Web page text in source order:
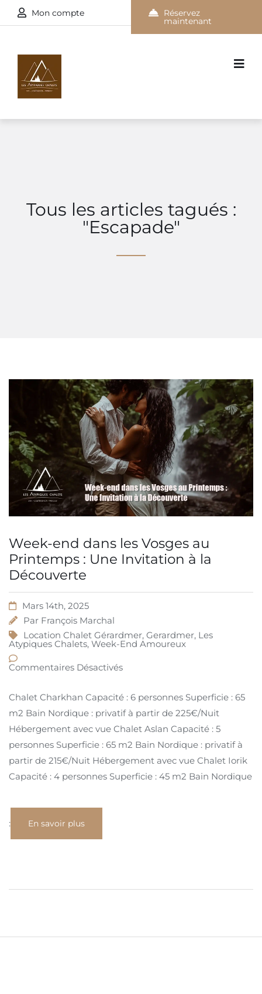
Mon compte Réservez
maintenant
Tous les articles tagués :
"Escapade"
Week-end dans les Vosges au
Printemps : Une Invitation à la
Découverte
Mars 14th, 2025
Par François Marchal
Location Chalet Gérardmer, Gerardmer, Les
Atypiques Chalets, Week-End Amoureux
Commentaires Désactivés
Chalet Charkhan Capacité : 6 personnes Superficie : 65
m2 Bain Nordique : privatif à partir de 225€/Nuit
Hébergement avec vue Chalet Aslan Capacité : 5
personnes Superficie : 65 m2 Bain Nordique : privatif à
partir de 215€/Nuit Hébergement avec vue Chalet Iorik
Capacité : 4 personnes Superficie : 45 m2 Bain Nordique
: En savoir plus